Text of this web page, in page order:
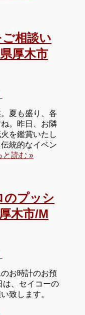
相談い
厚木市
夏も盛り、各
。昨日、お隣
を鑑賞いたし
統的なイベン
と読む »
のプッシ
木市/M
お時計のお預
は、セイコーの
致します。